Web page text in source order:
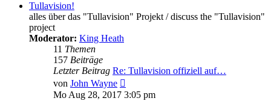
Tullavision!
alles über das "Tullavision" Projekt / discuss the "Tullavision"
project
Moderator: King Heath
11 Themen
157 Beiträge
Letzter Beitrag Re: Tullavision offiziell auf…
von John Wayne
Beitrag
Mo Aug 28, 2017 3:05 pm